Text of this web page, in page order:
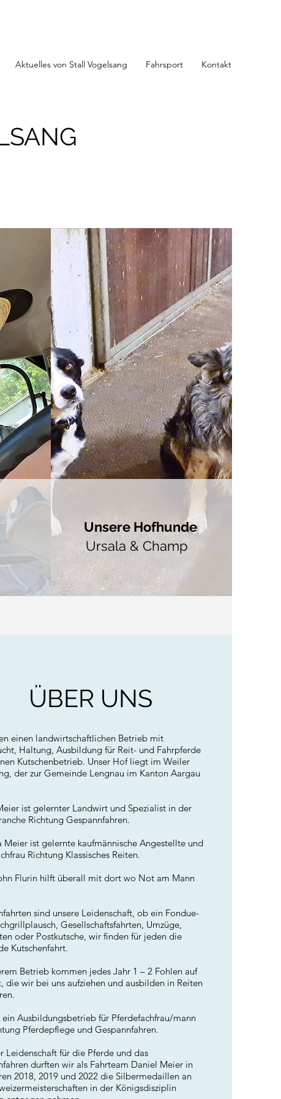
Aktuelles von Stall Vogelsang Fahrsport Kontakt
Unsere Hofhunde
Ursala & Champ
ÜBER UNS
einen landwirtschaftlichen Betrieb mit
Haltung, Ausbildung für Reit- und Fahrpferde
Kutschenbetrieb. Unser Hof liegt im Weiler
der zur Gemeinde Lengnau im Kanton Aargau
ist gelernter Landwirt und Spezialist in der
Richtung Gespannfahren.
Meier ist gelernte kaufmännische Angestellte und
Richtung Klassisches Reiten.
Flurin hilft überall mit dort wo Not am Mann
sind unsere Leidenschaft, ob ein Fondue-
Gesellschaftsfahrten, Umzüge,
oder Postkutsche, wir finden für jeden die
Kutschenfahrt.
Betrieb kommen jedes Jahr 1 – 2 Fohlen auf
die wir bei uns aufziehen und ausbilden in Reiten
Ausbildungsbetrieb für Pferdefachfrau/mann
Pferdepflege und Gespannfahren.
Leidenschaft für die Pferde und das
durften wir als Fahrteam Daniel Meier in
2018, 2019 und 2022 die Silbermedaillen an
in der Königsdisziplin